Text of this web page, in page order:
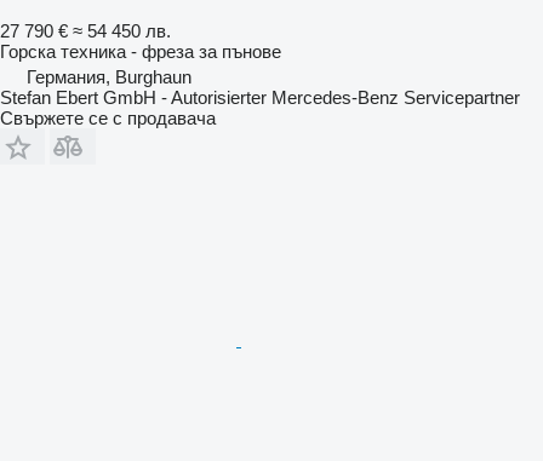
27 790 € ≈ 54 450 лв.
Горска техника - фреза за пънове
Германия, Burghaun
Stefan Ebert GmbH - Autorisierter Mercedes-Benz Servicepartner
Свържете се с продавача